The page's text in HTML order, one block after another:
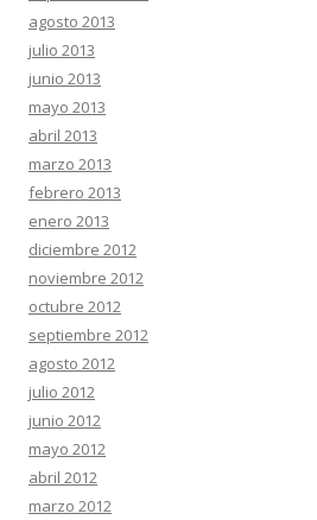
agosto 2013
julio 2013
junio 2013
mayo 2013
abril 2013
marzo 2013
febrero 2013
enero 2013
diciembre 2012
noviembre 2012
octubre 2012
septiembre 2012
agosto 2012
julio 2012
junio 2012
mayo 2012
abril 2012
marzo 2012